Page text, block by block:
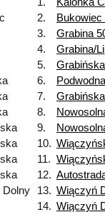
2. Bukowiec
3. Grabina
4. Grabina/
5.
6.
7.
8.
9.
10.
11.
12.
Dolny
13. Wiączyń
14. Wiączyń